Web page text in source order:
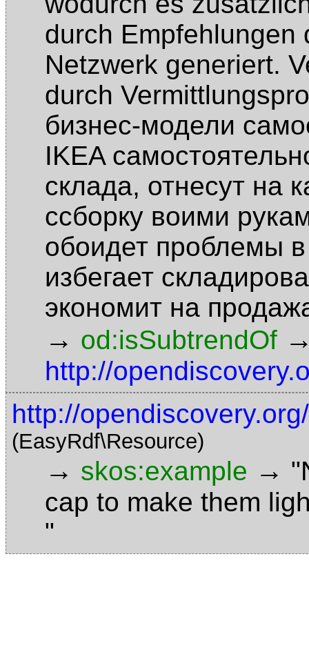
durch Empfehlungen
Netzwerk generiert.
durch
бизнес-модели
IKEA
склада, отнесут на
ссборку воими
обоидет проблемы
избегает
экономит на
→ od:isSubtrendOf
http://
http://
(EasyRdf\Resource)
→ skos:example →
cap to make them
"